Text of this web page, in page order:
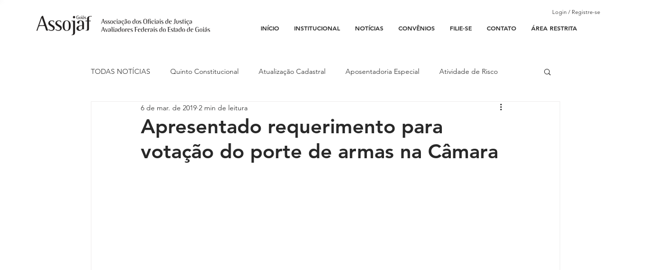
INÍCIO INSTITUCIONAL NOTÍCIAS CONVÊNIOS FILIE-SE CONTATO ÁREA RESTRITA
Login / Registre-se
TODAS NOTÍCIAS Quinto Constitucional Atualização Cadastral Aposentadoria Especial Atividade de Risco
Ações Judiciais Carreira Conojaf
Indenização de Transporte Isenção Fiscal Justiça do Trabalho Justiça Federal
Apresentado requerimento para
votação do porte de armas na Câmara
6 de mar. de 2019 2 min de leitura